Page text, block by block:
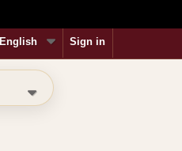
Sign in
English